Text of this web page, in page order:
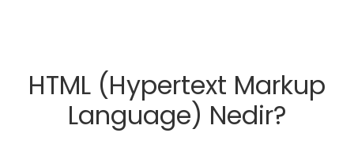
HTML (Hypertext Markup
Language) Nedir?